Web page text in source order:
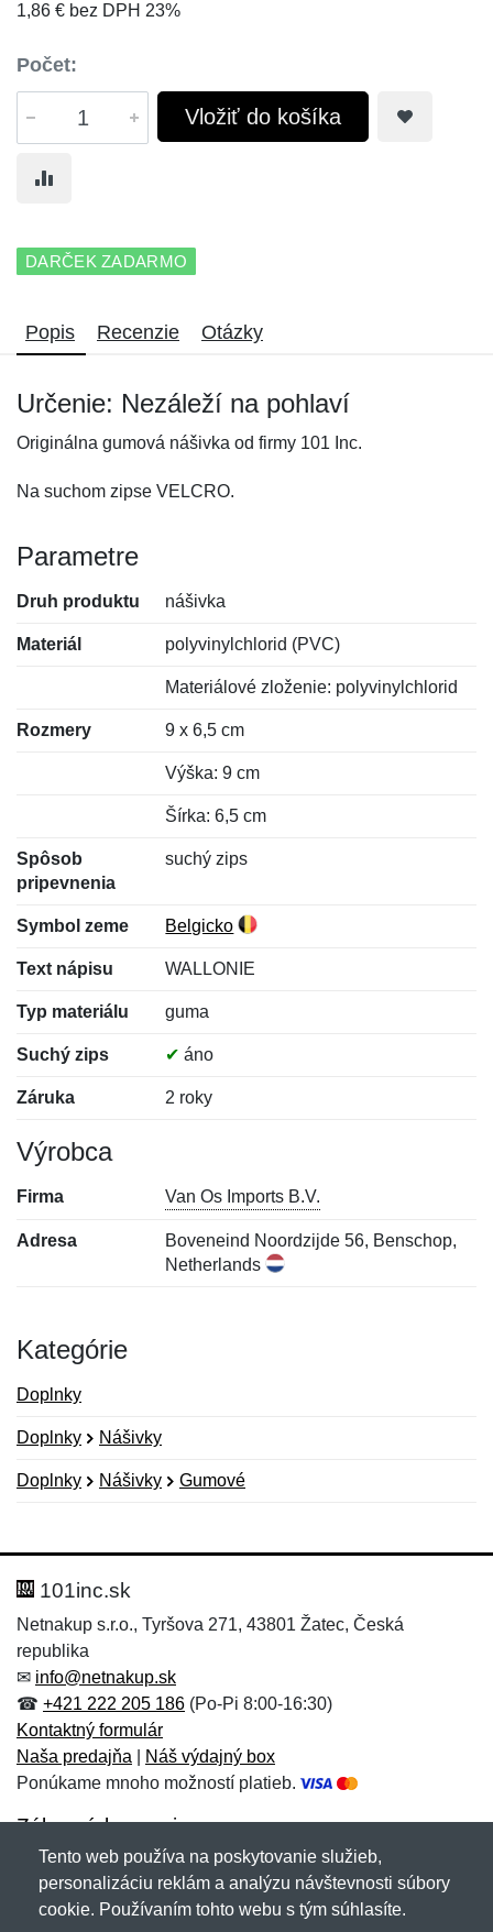
1,86 € bez DPH 23%
Počet:
Vložiť do košíka
DARČEK ZADARMO
Popis Recenzie Otázky
Určenie: Nezáleží na pohlaví
Originálna gumová nášivka od firmy 101 Inc.
Na suchom zipse VELCRO.
Parametre
Druh produktu nášivka
Materiál polyvinylchlorid (PVC)
Materiálové zloženie: polyvinylchlorid
Rozmery 9 x 6,5 cm
Výška: 9 cm
Šírka: 6,5 cm
Spôsob
pripevnenia
suchý zips
Symbol zeme Belgicko
Text nápisu WALLONIE
Typ materiálu guma
Suchý zips ✔ áno
Záruka 2 roky
Výrobca
Firma Van Os Imports B.V.
Adresa
Boveneind Noordzijde 56, Benschop,
Netherlands
Kategórie
Doplnky
Doplnky Nášivky
Doplnky Nášivky Gumové
Hodnotenie:
Meno:*
E-mail:
Správa*
Meno:
E-mail:*
Správa*
101inc.sk
Netnakup s.r.o., Tyršova 271, 43801 Žatec, Česká
republika
✉ info@netnakup.sk
☎ +421 222 205 186 (Po-Pi 8:00-16:30)
Kontaktný formulár
Naša predajňa
Náš výdajný box
Ponúkame mnoho možností platieb.
Zákaznícky servis
Novinky emailom
Tento web používa na poskytovanie služieb,
personalizáciu reklám a analýzu návštevnosti súbory
cookie. Používaním tohto webu s tým súhlasíte.